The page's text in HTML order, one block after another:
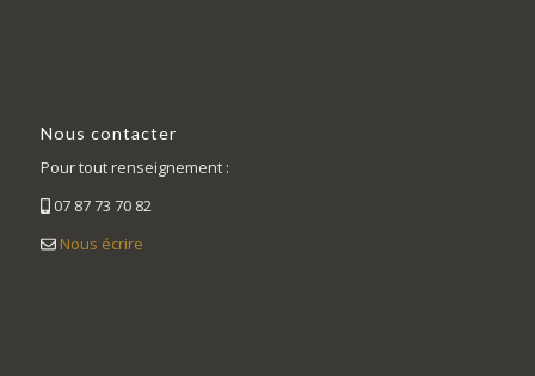
Nous contacter
Pour tout renseignement :
07 87 73 70 82
Nous écrire